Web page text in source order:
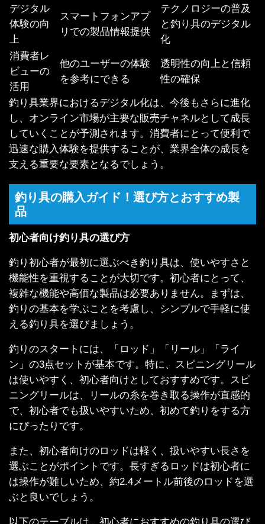
デジタル
体験の向
上
スマートフォンアプ
リでの製品情報提供
テクノロジーの普及
と釣り具のデジタル
化
消費者レ
ビューの
活用
他のユーザーの体験
を参考にできる
透明性の向上と信頼
性の確保
釣り具業界におけるデジタル化は、今後もさらに進化
し、オンライン市場が主要な販売チャネルとして成長
していくことが予測されます。消費者にとって便利で
迅速な購入体験を提供することが、業界全体の成長を
支える重要な要素となるでしょう。
釣り具の購入ガイド！選び方とおすすめ製
品
初心者向け釣り具の選び方
釣り初心者が最初に選ぶべき釣り具は、使いやすさと
機能性を重視することが大切です。初心者にとって、
複雑な機能や高価な製品は必要ありません。まずは、
釣りの基本を学ぶことを考慮し、シンプルで手軽に使
える釣り具を選びましょう。
釣りのスタートには、「ロッド」「リール」「ライ
ン」の3点セットが基本です。特に、スピニングリール
は使いやすく、初心者向けとしておすすめです。スピ
ニングリールは、リールの糸を巻き取る操作が直感的
で、初心者でも扱いやすいため、初めて釣りをする方
にぴったりです。
また、初心者向けのロッドは軽く、扱いやすい長さを
選ぶことがポイントです。長すぎるロッドは初心者に
は操作が難しいため、約2.4メートル前後のロッドを選
ぶと良いでしょう。